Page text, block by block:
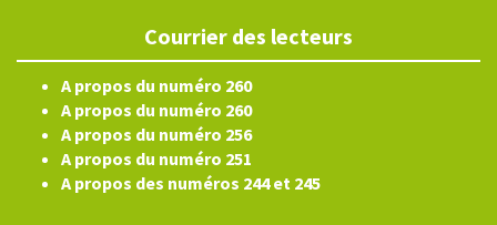
Courrier des lecteurs
A propos du numéro 260
A propos du numéro 260
A propos du numéro 256
A propos du numéro 251
A propos des numéros 244 et 245